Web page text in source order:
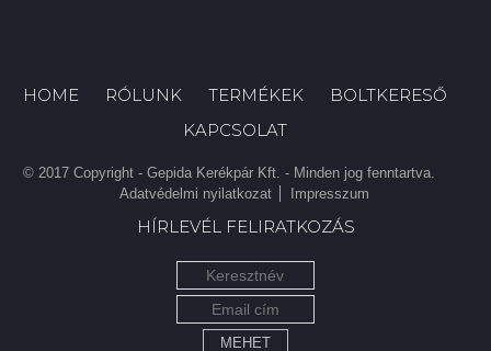
HOME RÓLUNK TERMÉKEK
BOLTKERESŐ
KAPCSOLAT
© 2017 Copyright - Gepida Kerékpár Kft. - Minden jog fenntartva.
Adatvédelmi nyilatkozat
Impresszum
HÍRLEVÉL FELIRATKOZÁS
MEHET